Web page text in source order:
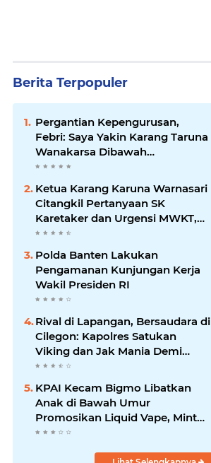
Berita Terpopuler
Pergantian Kepengurusan,
Febri: Saya Yakin Karang Taruna
Wanakarsa Dibawah
Kepemimpinan Bung Entus
Ketua Karang Karuna Warnasari
Citangkil Pertanyaan SK
Karetaker dan Urgensi MWKT,
Saat Suasana Berduka
Polda Banten Lakukan
Pengamanan Kunjungan Kerja
Wakil Presiden RI
Rival di Lapangan, Bersaudara di
Cilegon: Kapolres Satukan
Viking dan Jak Mania Demi
Nobar Damai Piala Presiden
KPAI Kecam Bigmo Libatkan
Anak di Bawah Umur
Promosikan Liquid Vape, Minta
Aparat Bertindak Tegas